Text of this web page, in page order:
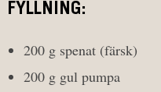
FYLLNING:
200 g spenat (färsk)
200 g gul pumpa